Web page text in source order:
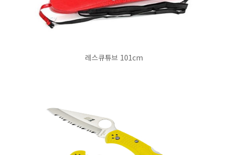
레스큐튜브 101cm